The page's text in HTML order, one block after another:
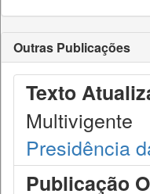
Outras Publicações
Texto
Multivigente
Presidência
Publicação